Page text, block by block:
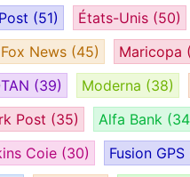
(51) États-Unis (50)
Fox News (45) Maricopa
(39) Moderna (38)
Post (35) Alfa Bank
Coie (30) Fusion GPS